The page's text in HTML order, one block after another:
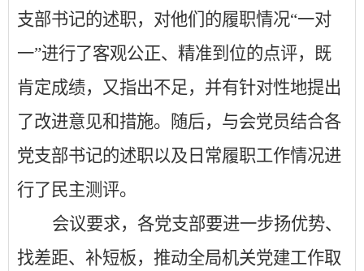
支部书记的述职，对他们的履职情况“一对
一”进行了客观公正、精准到位的点评，既
肯定成绩，又指出不足，并有针对性地提出
了改进意见和措施。随后，与会党员结合各
党支部书记的述职以及日常履职工作情况进
行了民主测评。
会议要求，各党支部要进一步扬优势、
找差距、 补短板，推动全局机关党建工作取